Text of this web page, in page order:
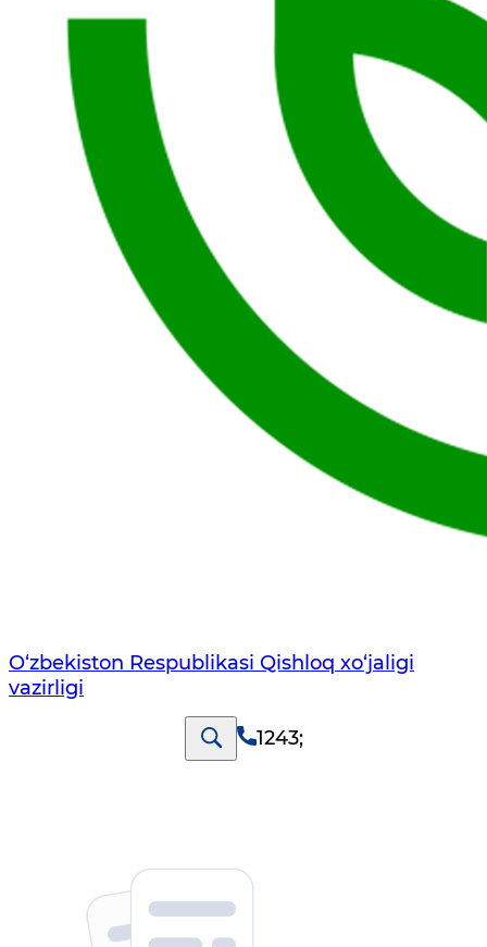
O‘zbekiston Respublikasi Qishloq хo‘jаligi
vаzirligi
1243;